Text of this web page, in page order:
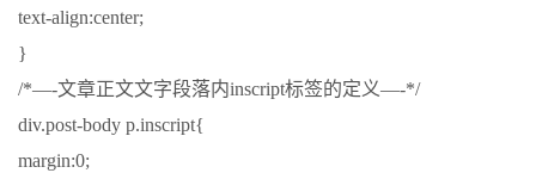
text-align:center;
}
/*—-文章正文文字段落内inscript标签的定义—-*/
div.post-body p.inscript{
margin:0;